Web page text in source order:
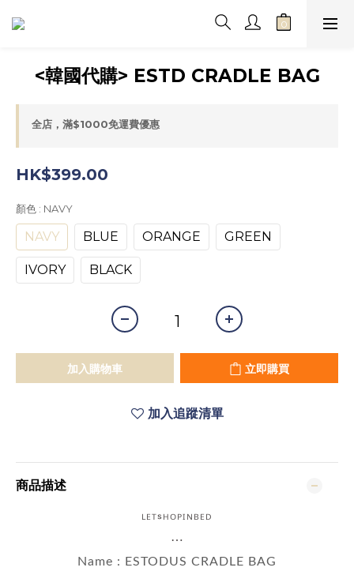
<韓國代購> ESTD CRADLE BAG
全店，滿$1000免運費優惠
HK$399.00
顏色 : NAVY
NAVY BLUE ORANGE GREEN
IVORY BLACK
加入購物車 立即購買
加入追蹤清單
商品描述
ᴸᴱᵀˢᴴᴼᴾᴵᴺᴮᴱᴰ
⋯
Name : ESTODUS CRADLE BAG